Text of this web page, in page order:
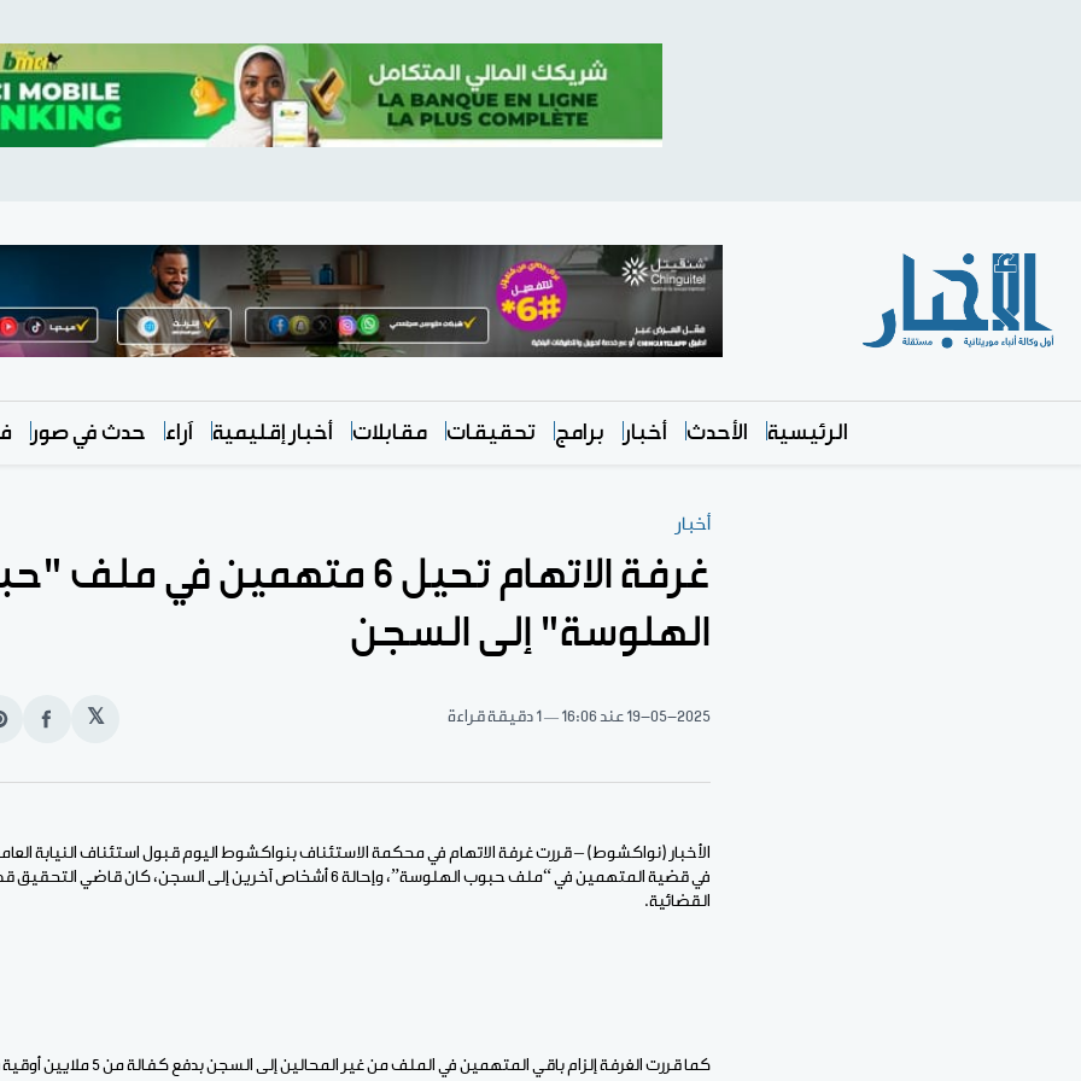
الرئيسية الأحدث أخبار برامج تحقيقات مقابلات أخبار إقليمية آراء حدث في صور
أخبار
غرفة الاتهام تحيل 6 متهمين في
الهلوسة" إلى السجن
19-05-2025 عند 16:06 1 دقيقة قراءة 𝕏
انشر
الأخبار (نواكشوط) – قررت غرفة الاتهام في محكمة الاستئناف بنواكشوط اليوم قبول استئناف النيابة
في قضية المتهمين في “ملف حبوب الهلوسة”، وإحالة 6 أشخاص آخرين إلى السجن،
القضائية.
كما قررت الغرفة إلزام باقي المتهمين في الملف